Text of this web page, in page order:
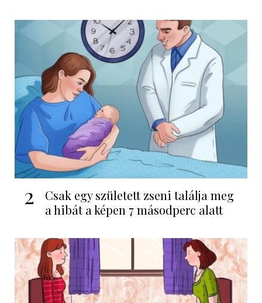
2
Csak egy született zseni találja meg
a hibát a képen 7 másodperc alatt